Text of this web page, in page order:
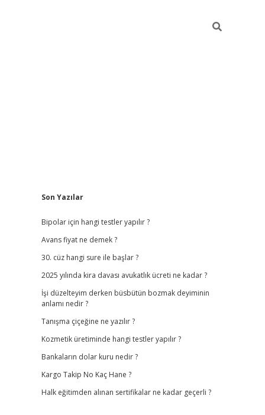
Sidebar
Son Yazılar
Bipolar için hangi testler yapılır ?
Avans fiyat ne demek ?
30. cüz hangi sure ile başlar ?
2025 yılında kira davası avukatlık ücreti ne kadar ?
İşi düzelteyim derken büsbütün bozmak deyiminin
anlamı nedir ?
Tanışma çiçeğine ne yazılır ?
Kozmetik üretiminde hangi testler yapılır ?
Bankaların dolar kuru nedir ?
Kargo Takip No Kaç Hane ?
Halk eğitimden alınan sertifikalar ne kadar geçerli ?